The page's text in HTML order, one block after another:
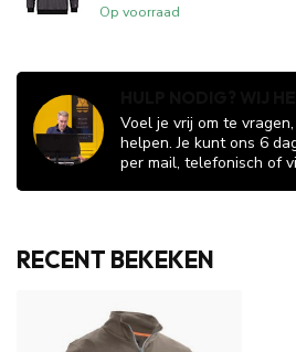
Op voorraad
Voel je vrij om te
helpen. Je kunt ons 6
per mail, telefonisch of
RECENT BEKEKEN